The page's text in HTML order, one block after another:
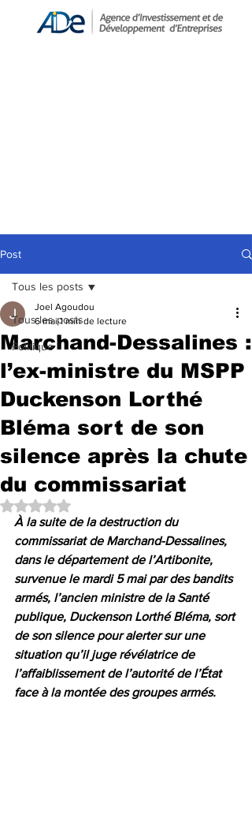
Post
Tous les posts
Politique
Tous les posts
Marchand-Dessalines :
l’ex-ministre du MSPP
Duckenson Lorthé
Bléma sort de son
silence après la chute
du commissariat
Joel Agoudou
6 mai 1 min de lecture
Noté NaN étoiles sur 5.
À la suite de la destruction du
commissariat de Marchand-Dessalines,
dans le département de l’Artibonite,
survenue le mardi 5 mai par des bandits
armés, l’ancien ministre de la Santé
publique, Duckenson Lorthé Bléma, sort
de son silence pour alerter sur une
situation qu’il juge révélatrice de
l’affaiblissement de l’autorité de l’État
face à la montée des groupes armés.